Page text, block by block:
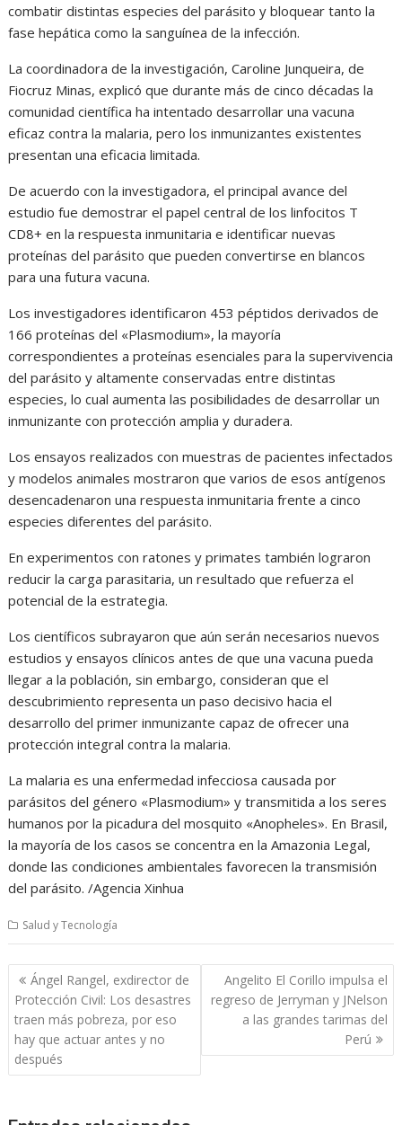
combatir distintas especies del parásito y bloquear tanto la
fase hepática como la sanguínea de la infección.
La coordinadora de la investigación, Caroline Junqueira, de
Fiocruz Minas, explicó que durante más de cinco décadas la
comunidad científica ha intentado desarrollar una vacuna
eficaz contra la malaria, pero los inmunizantes existentes
presentan una eficacia limitada.
De acuerdo con la investigadora, el principal avance del
estudio fue demostrar el papel central de los linfocitos T
CD8+ en la respuesta inmunitaria e identificar nuevas
proteínas del parásito que pueden convertirse en blancos
para una futura vacuna.
Los investigadores identificaron 453 péptidos derivados de
166 proteínas del «Plasmodium», la mayoría
correspondientes a proteínas esenciales para la supervivencia
del parásito y altamente conservadas entre distintas
especies, lo cual aumenta las posibilidades de desarrollar un
inmunizante con protección amplia y duradera.
Los ensayos realizados con muestras de pacientes infectados
y modelos animales mostraron que varios de esos antígenos
desencadenaron una respuesta inmunitaria frente a cinco
especies diferentes del parásito.
En experimentos con ratones y primates también lograron
reducir la carga parasitaria, un resultado que refuerza el
potencial de la estrategia.
Los científicos subrayaron que aún serán necesarios nuevos
estudios y ensayos clínicos antes de que una vacuna pueda
llegar a la población, sin embargo, consideran que el
descubrimiento representa un paso decisivo hacia el
desarrollo del primer inmunizante capaz de ofrecer una
protección integral contra la malaria.
La malaria es una enfermedad infecciosa causada por
parásitos del género «Plasmodium» y transmitida a los seres
humanos por la picadura del mosquito «Anopheles». En Brasil,
la mayoría de los casos se concentra en la Amazonia Legal,
donde las condiciones ambientales favorecen la transmisión
del parásito. /Agencia Xinhua
Salud y Tecnología
Navegación
de
entradas
Ángel Rangel, exdirector de
Protección Civil: Los desastres
traen más pobreza, por eso
hay que actuar antes y no
después
Angelito El Corillo impulsa el
regreso de Jerryman y JNelson
a las grandes tarimas del
Perú